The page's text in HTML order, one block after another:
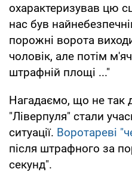
охарактеризував цю
нас був
порожні ворота
чоловік, але потім
штрафній площі ..."
Нагадаємо, що не так
"Ліверпуля" стали
ситуації. Воротареві
після штрафного за
секунд".